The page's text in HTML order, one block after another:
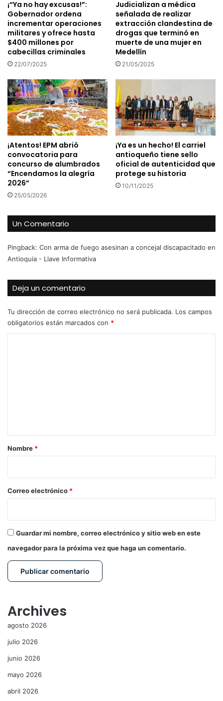
¡“Ya no hay excusas!”:
Gobernador ordena
incrementar operaciones
militares y ofrece hasta
$400 millones por
cabecillas criminales
22/07/2025
Judicializan a médica
señalada de realizar
extracción clandestina de
drogas que terminó en
muerte de una mujer en
Medellín
21/05/2025
¡Atentos! EPM abrió
convocatoria para
concurso de alumbrados
“Encendamos la alegría
2026”
25/05/2026
¡Ya es un hecho! El carriel
antioqueño tiene sello
oficial de autenticidad que
protege su historia
10/11/2025
Un Comentario
Pingback: Con arma de fuego asesinan a concejal discapacitado en
Antioquia - Llave Informativa
Deja un comentario
Tu dirección de correo electrónico no será publicada. Los campos
obligatorios están marcados con *
r
*
Nombre *
Correo electrónico *
Guardar mi nombre, correo electrónico y sitio web en este
navegador para la próxima vez que haga un comentario.
Archives
agosto 2026
julio 2026
junio 2026
mayo 2026
abril 2026